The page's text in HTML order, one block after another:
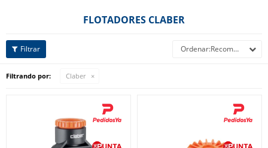
FLOTADORES CLABER
Recomendados
Filtrando por: Claber